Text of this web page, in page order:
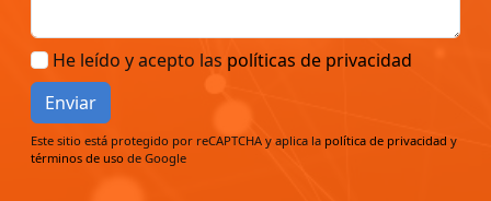
He leído y acepto las políticas de privacidad
Enviar
Este sitio está protegido por reCAPTCHA y aplica la política de privacidad y
términos de uso de Google